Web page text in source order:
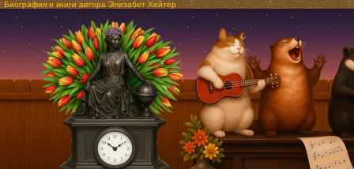
Биография и книги автора Элизабет Хейтер